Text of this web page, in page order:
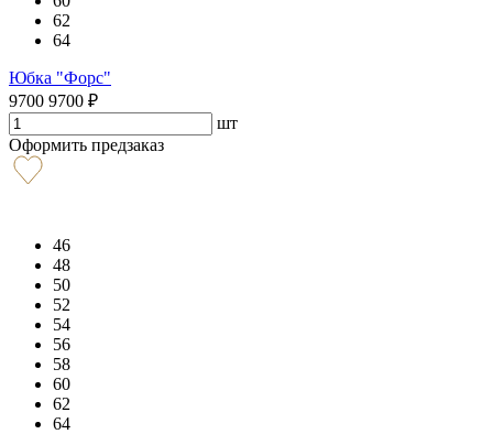
62
64
Юбка "Форс"
9700 9700 ₽
шт
Оформить предзаказ
46
48
50
52
54
56
58
60
62
64